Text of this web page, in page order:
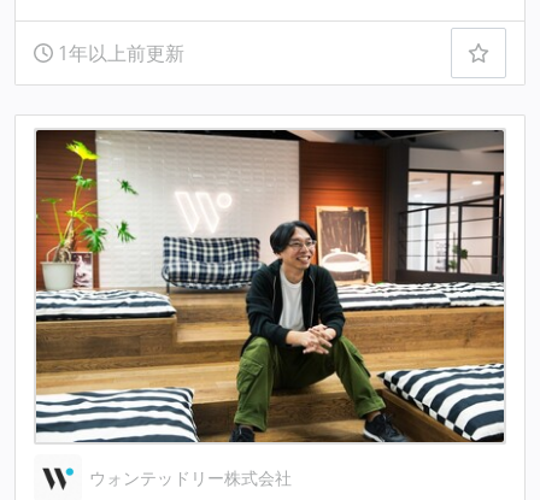
1年以上前更新
ウォンテッドリー株式会社